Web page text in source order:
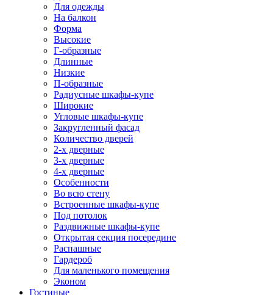
Для одежды
На балкон
Форма
Высокие
Г-образные
Длинные
Низкие
П-образные
Радиусные шкафы-купе
Широкие
Угловые шкафы-купе
Закругленный фасад
Количество дверей
2-х дверные
3-х дверные
4-х дверные
Особенности
Во всю стену
Встроенные шкафы-купе
Под потолок
Раздвижные шкафы-купе
Открытая секция посередине
Распашные
Гардероб
Для маленького помещения
Эконом
Гостиные